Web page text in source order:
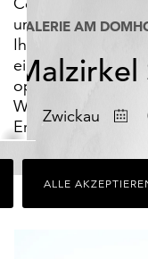
um
Ihnen
ein
optimales
Webseiten-
Erlebnis
zu
bieten.
Dazu
zählen
ALLE
GALERIE AM
Malzirkel
Ort Zwickau